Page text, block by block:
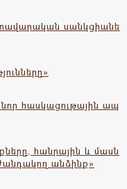
սանկցիանե
հասկացութային ապ
հանրային և մասն
անձինք»